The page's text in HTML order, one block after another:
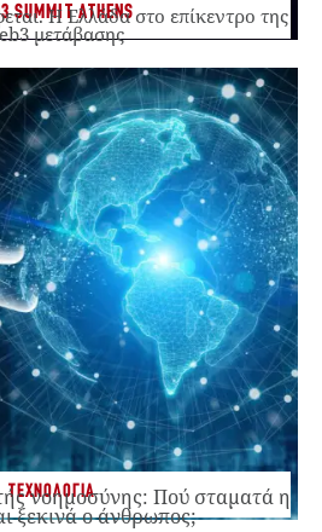
SUMMIT ATHENS
Η Ελλάδα στο επίκεντρο της
μετάβασης
ΤΕΧΝΟΛΟΓΙΑ
νοημοσύνης: Πού σταματά η
ξεκινά ο άνθρωπος;